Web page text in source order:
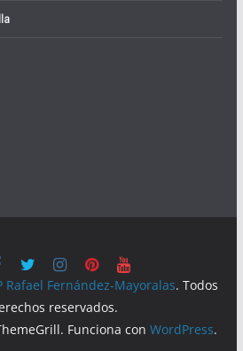
Rafael Fernández-Mayoralas. Todos
reservados.
Funciona conWordPress.